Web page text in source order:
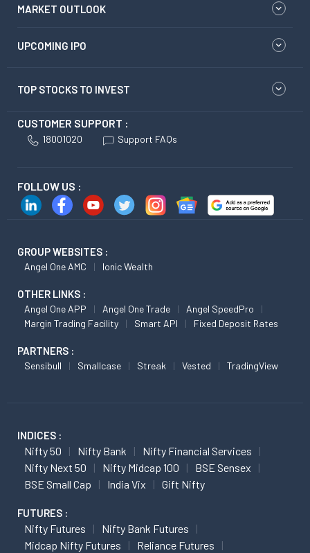
MARKET OUTLOOK
UPCOMING IPO
TOP STOCKS TO INVEST
CUSTOMER SUPPORT :
18001020 Support FAQs
FOLLOW US :
GROUP WEBSITES :
Angel One AMC Ionic Wealth
OTHER LINKS :
Angel One APP Angel One Trade
Angel SpeedPro
Margin Trading Facility
Smart API Fixed Deposit Rates
PARTNERS :
Sensibull Smallcase Streak Vested TradingView
INDICES :
Nifty 50 Nifty Bank
Nifty Financial Services
Nifty Next 50
Nifty Midcap 100
BSE Sensex
BSE Small Cap
India Vix Gift Nifty
FUTURES :
Nifty Futures
Nifty Bank Futures
Midcap Nifty Futures
Reliance Futures